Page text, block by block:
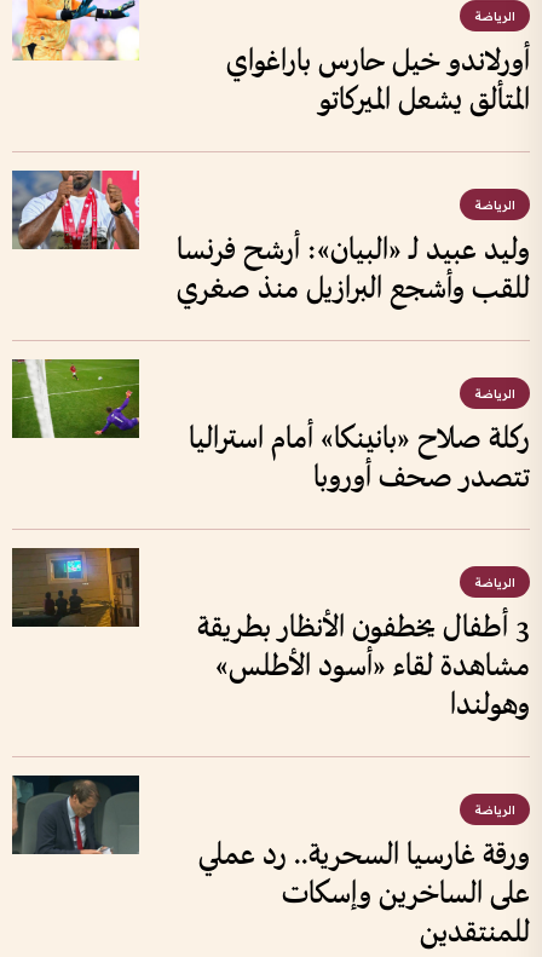
الرياضة
أورلاندو خيل حارس باراغواي
المتألق يشعل الميركاتو
الرياضة
وليد عبيد لـ «البيان»: أرشح فرنسا
للقب وأشجع البرازيل منذ صغري
الرياضة
ركلة صلاح «بانينكا» أمام استراليا
تتصدر صحف أوروبا
الرياضة
3 أطفال يخطفون الأنظار بطريقة
مشاهدة لقاء «أسود الأطلس»
وهولندا
الرياضة
ورقة غارسيا السحرية.. رد عملي
على الساخرين وإسكات
للمنتقدين